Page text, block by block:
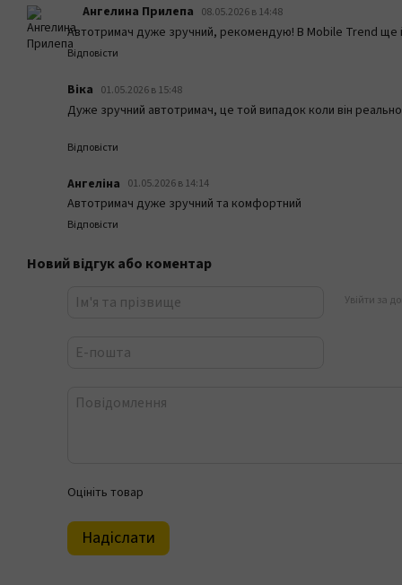
Ангелина Прилепа 08.05.2026 в 14:48
Автотримач дуже зручний, рекомендую! В Mobile Trend
Відповісти
Віка 01.05.2026 в 15:48
Дуже зручний автотримач, це той випадок коли він
Відповісти
Ангеліна 01.05.2026 в 14:14
Автотримач дуже зручний та комфортний
Відповісти
Новий відгук або коментар
Увійти за
Оцініть товар
Надіслати